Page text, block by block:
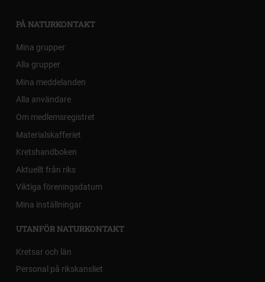
PÅ NATURKONTAKT
Mina grupper
Alla grupper
Mina meddelanden
Alla användare
Om medlemsregistret
Materialskafferiet
Kretshandboken
Aktuellt från riks
Viktiga föreningsdatum
Mina inställningar
UTANFÖR NATURKONTAKT
Kretsar och län
Personal på rikskansliet